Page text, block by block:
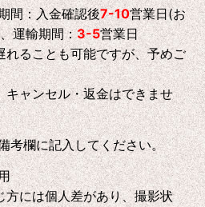
間：入金確認後7-10営業日(お
運輸期間：3-5営業日
ることも可能ですが、予めご
ャンセル・返金はできませ
考欄に記入してください。
には個人差があり、撮影状